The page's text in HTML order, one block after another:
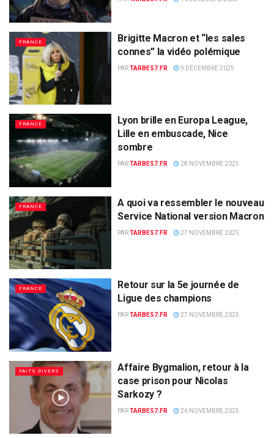
FRANCE
Brigitte Macron et “les sales
connes” la vidéo polémique
PARTARBES7.FR 9 DÉCEMBRE 2025
FRANCE
Lyon brille en Europa League,
Lille en embuscade, Nice
sombre
PARTARBES7.FR 28 NOVEMBRE 2025
FRANCE
A quoi va ressembler le nouveau
Service National version Macron
PARTARBES7.FR 27 NOVEMBRE 2025
FRANCE
Retour sur la 5e journée de
Ligue des champions
PARTARBES7.FR 27 NOVEMBRE 2025
FAITS DIVERS
Affaire Bygmalion, retour à la
case prison pour Nicolas
Sarkozy ?
PARTARBES7.FR 26 NOVEMBRE 2025